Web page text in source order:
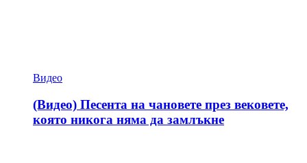
Видео
(Видео) Песента на чановете през вековете,
която никога няма да замлъкне